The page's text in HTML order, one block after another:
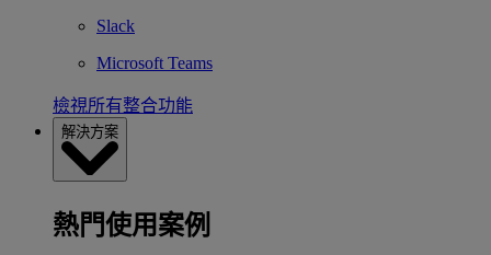
Slack
Microsoft Teams
檢視所有整合功能
解決方案
熱門使用案例